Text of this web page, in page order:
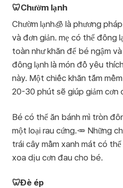
🦷Chườm lạnh
Chườm lạnh🧊 là phương
và đơn giản. mẹ có thể đông
toàn như khăn để bé ngậm
đông lạnh là món đồ yêu
này. Một chiếc khăn tắm
20-30 phút sẽ giúp giảm cơn
Bé có thể ăn bánh mì tròn
một loại rau cứng.🥕 Những
trái cây mầm xanh mát có
xoa dịu cơn đau cho bé.
🦷Đè ép